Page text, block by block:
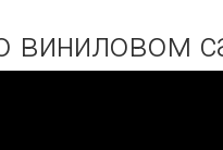
виниловом